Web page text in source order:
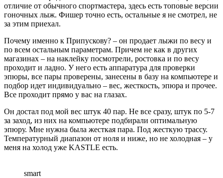
отличие от обычного спортмастера, здесь есть топовые версии
гоночных лыж. Фишер точно есть, остальные я не смотрел, не
за этим приехал.
Почему именно к Припускову? – он продает лыжи по весу и
по всем остальным параметрам. Причем не как в других
магазинах – на наклейку посмотрели, ростовка и по весу
проходит и ладно. У него есть аппаратура для проверки
эпюры, все пары проверены, занесены в базу на компьютере и
подбор идет индивидуально – вес, жесткость, эпюра и прочее.
Все проходит прямо у вас на глазах.
Он достал под мой вес штук 40 пар. Не все сразу, штук по 5-7
за заход, из них на компьютере подбирали оптимальную
эпюру. Мне нужна была жесткая пара. Под жесткую трассу.
Температурный диапазон от ноля и ниже, но не холодная – у
меня на холод уже KASTLE есть.
smart